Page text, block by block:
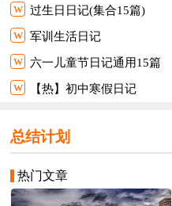
w 过生日日记(集合15篇)
w 军训生活日记
w 六一儿童节日记通用15篇
w 【热】初中寒假日记
总结计划
热门文章